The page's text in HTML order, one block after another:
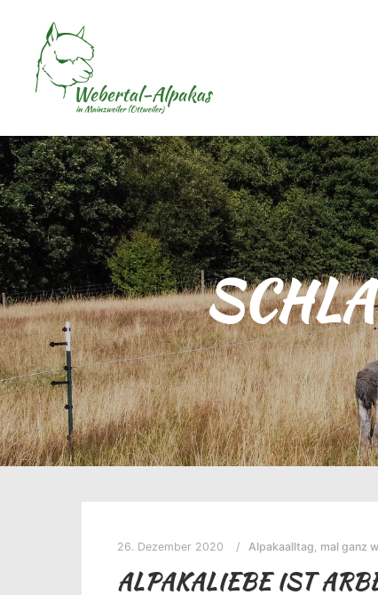
26. Dezember 2020 Alpakaalltag, mal ganz
ALPAKALIEBE IST